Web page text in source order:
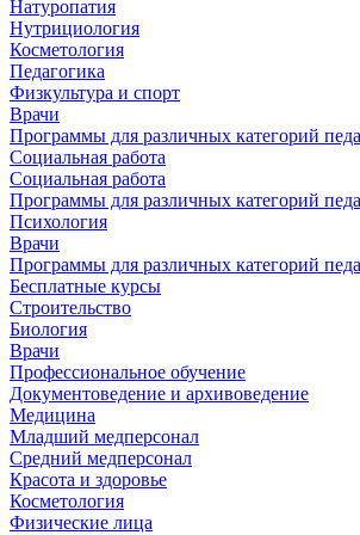
Натуропатия
Нутрициология
Косметология
Педагогика
Физкультура и спорт
Врачи
Программы для различных категорий
Социальная работа
Социальная работа
Программы для различных категорий
Психология
Врачи
Программы для различных категорий
Бесплатные курсы
Строительство
Биология
Врачи
Профессиональное обучение
Документоведение и архивоведение
Медицина
Младший медперсонал
Средний медперсонал
Красота и здоровье
Косметология
Физические лица